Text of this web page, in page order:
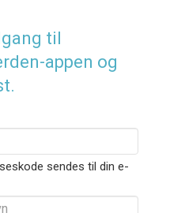
til
appen og
sendes til din e-